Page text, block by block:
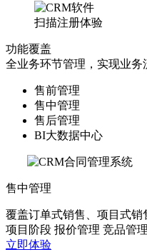
扫描注册体验
功能覆盖
全业务环节管理，实现业务
售前管理
售中管理
售后管理
BI大数据中心
售中管理
覆盖订单式销售、项目式
项目阶段 报价管理 竞品管理
立即体验